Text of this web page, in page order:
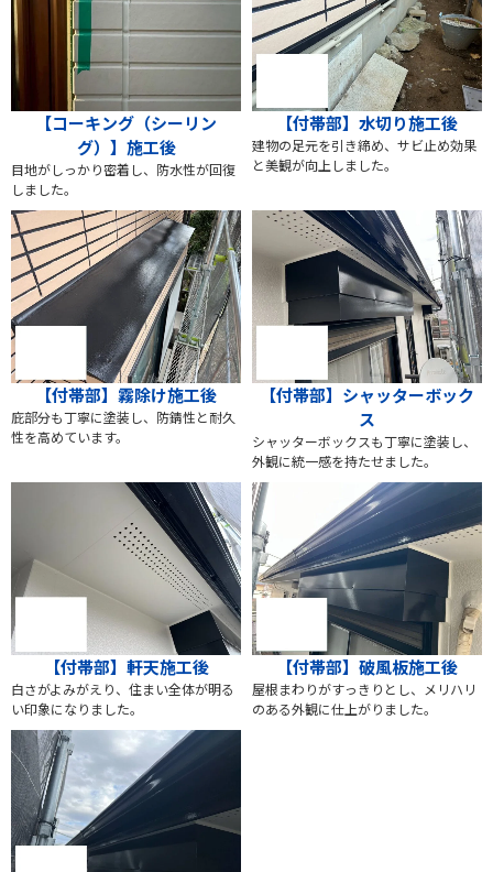
【コーキング（シーリン
グ）】施工後
目地がしっかり密着し、防水性が回復
しました。
【付帯部】水切り施工後
建物の足元を引き締め、サビ止め効果
と美観が向上しました。
【付帯部】霧除け施工後
庇部分も丁寧に塗装し、防錆性と耐久
性を高めています。
【付帯部】シャッターボック
ス
シャッターボックスも丁寧に塗装し、
外観に統一感を持たせました。
【付帯部】軒天施工後
白さがよみがえり、住まい全体が明る
い印象になりました。
【付帯部】破風板施工後
屋根まわりがすっきりとし、メリハリ
のある外観に仕上がりました。